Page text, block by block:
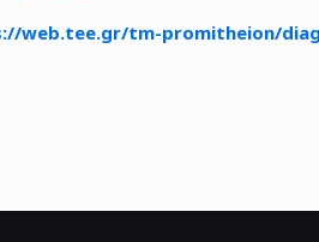
web.tee.gr/tm-promitheion/